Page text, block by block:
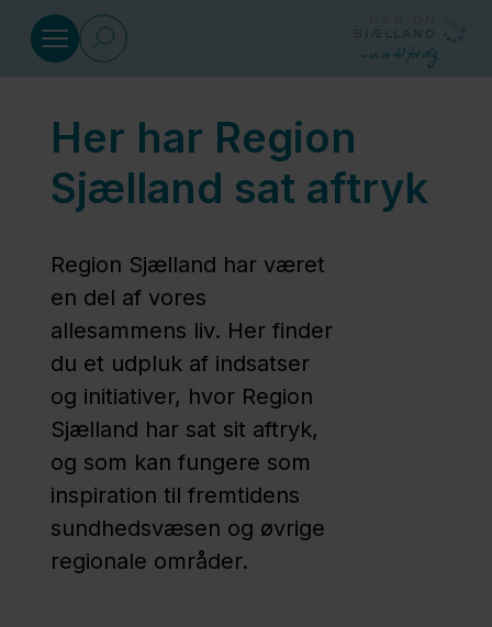
Sundhed
Social
Klima
og
miljø
Regional
Udvikling
Politik
Her har Region
Sjælland sat aftryk
Region Sjælland har været
en del af vores
allesammens liv. Her finder
du et udpluk af indsatser
og initiativer, hvor Region
Sjælland har sat sit aftryk,
og som kan fungere som
inspiration til fremtidens
sundhedsvæsen og øvrige
regionale områder.